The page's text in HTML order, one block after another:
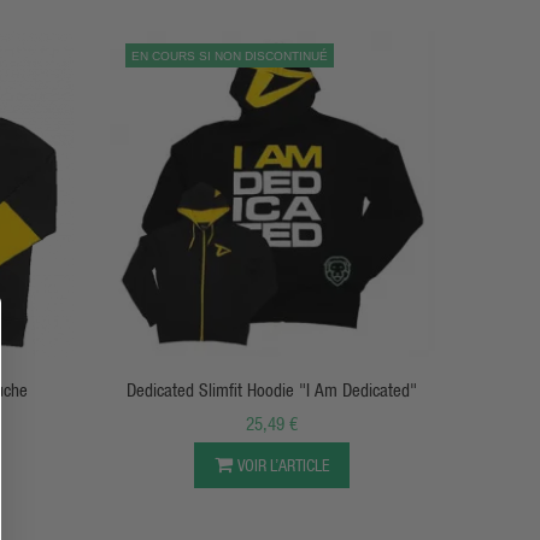
EN COURS SI NON DISCONTINUÉ
APERÇU RAPIDE
Dedicated Slimfit Hoodie "I Am Dedicated"
25,49 €
VOIR L’ARTICLE